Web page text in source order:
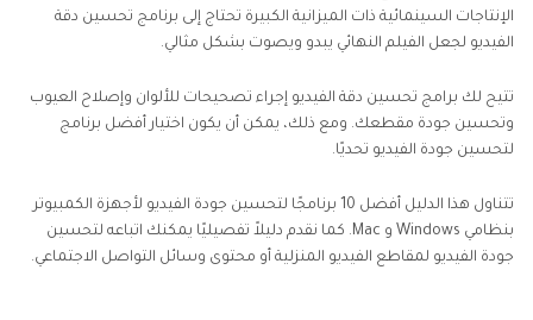
الإنتاجات السينمائية ذات الميزانية الكبيرة تحتاج إلى برنامج تحسين دقة
الفيديو لجعل الفيلم النهائي يبدو ويصوت بشكل مثالي.
تتيح لك برامج تحسين دقة الفيديو إجراء تصحيحات للألوان وإصلاح العيوب
وتحسين جودة مقطعك. ومع ذلك، يمكن أن يكون اختيار أفضل برنامج
لتحسين جودة الفيديو تحديًا.
تتناول هذا الدليل أفضل 10 برنامجًا لتحسين جودة الفيديو لأجهزة الكمبيوتر
بنظامي Windows و Mac. كما نقدم دليلاً تفصيليًا يمكنك اتباعه لتحسين
جودة الفيديو لمقاطع الفيديو المنزلية أو محتوى وسائل التواصل الاجتماعي.